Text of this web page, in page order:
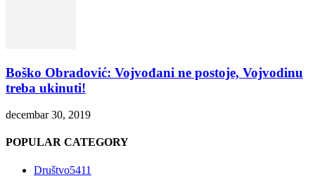
Boško Obradović: Vojvođani ne postoje, Vojvodinu
treba ukinuti!
decembar 30, 2019
POPULAR CATEGORY
Društvo5411